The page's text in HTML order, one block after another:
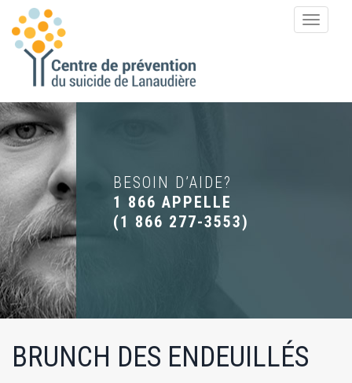
Toggle
BESOIN D’AIDE?
1 866 APPELLE
(1 866 277-3553)
BRUNCH DES ENDEUILLÉS